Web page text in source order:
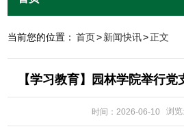
当前您的位置： 首页>新闻快讯>正文
【学习教育】园林学院举行
时间：2026-06-10 浏览